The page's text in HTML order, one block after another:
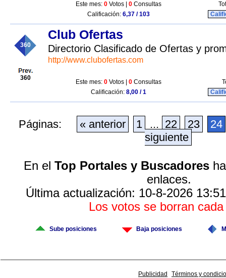
Este mes: 0 Votos | 0 Consultas
Calificación: 6,37 / 103
360
360
Club Ofertas
Directorio Clasificado de Ofertas y
http://www.clubofertas.com
Este mes: 0 Votos | 0 Consultas
Calificación: 8,00 / 1
Páginas: « anterior 1 ... 22 23
24
siguiente
En el Top Portales y Buscadores
enlaces.
Última actualización: 10-8-2026
Los votos se borran
Sube posiciones Baja posiciones
Publicidad Términos y